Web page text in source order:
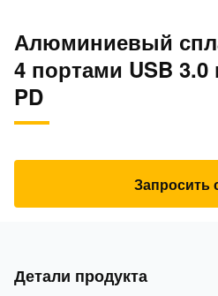
Алюминиевый
4 портами USB 3.0
PD
Запросить
Детали продукта